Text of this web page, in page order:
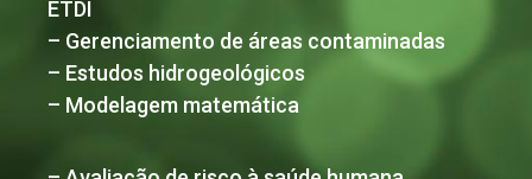
ETDI
– Gerenciamento de áreas contaminadas
– Estudos hidrogeológicos
– Modelagem matemática